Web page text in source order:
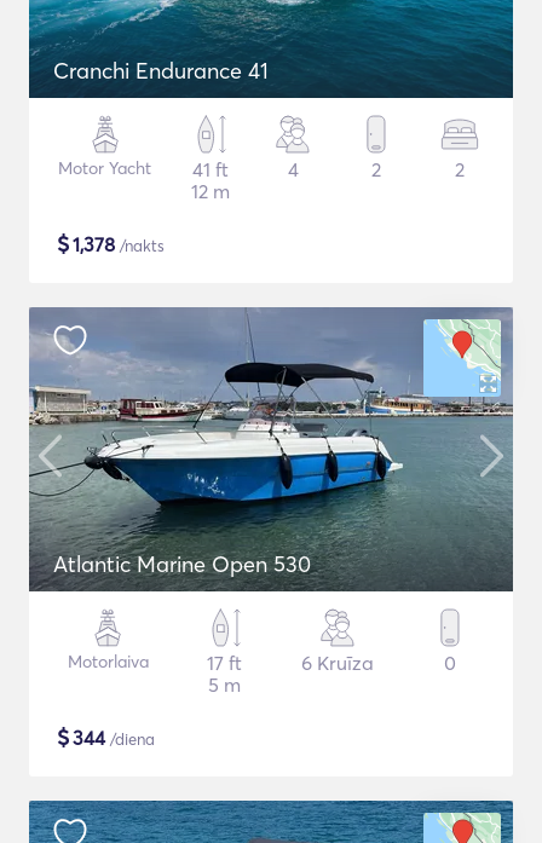
Cranchi Endurance 41
Motor Yacht
41 ft
12 m
4 2 2
$1,378 /nakts
Atlantic Marine Open 530
Motorlaiva
17 ft
5 m
6 Kruīza 0
$344/diena